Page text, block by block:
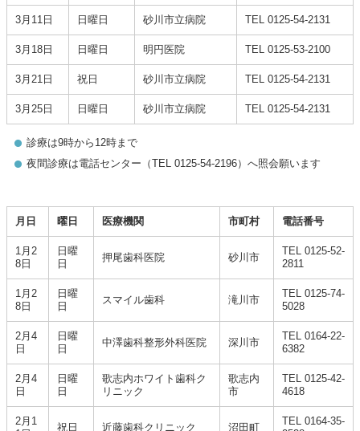
3月11日 日曜日 砂川市立病院 TEL 0125-54-2131
3月18日 日曜日 明円医院 TEL 0125-53-2100
3月21日 祝日 砂川市立病院 TEL 0125-54-2131
3月25日 日曜日 砂川市立病院 TEL 0125-54-2131
診療は9時から12時まで
夜間診療は電話センター（TEL 0125-54-2196）へ照会願います
月日 曜日 医療機関 市町村 電話番号
1月2
8日
日曜
日
押尾歯科医院 砂川市
TEL 0125-52-
2811
1月2
8日
日曜
日
スマイル歯科 滝川市
TEL 0125-74-
5028
2月4
日
日曜
日
中澤歯科整形外科医院 深川市
TEL 0164-22-
6382
2月4
日
日曜
日
歌志内ホワイト歯科ク
リニック
歌志内
市
TEL 0125-42-
4618
2月1
祝日 近藤歯科クリニック 沼田町
TEL 0164-35-